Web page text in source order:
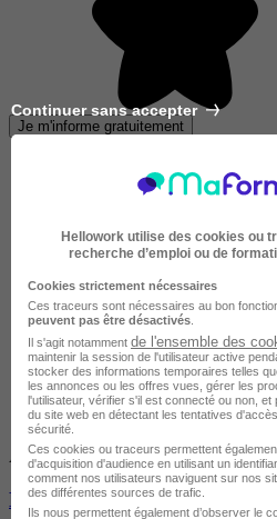
Je m'informe gratuitement
Avis du centre
Educateur
Continuer sans accepter
Hellowork utilise des cookies ou
recherche d’emploi ou de
Cookies strictement nécessaires
Ces traceurs sont nécessaires au bon
peuvent pas être désactivés
Il s'agit notamment de l'ensemble des
maintenir la session de l'utilisateur active
stocker des informations temporaires telles
les annonces ou les offres vues, gérer les
l'utilisateur, vérifier s'il est connecté ou non,
du site web en détectant les tentatives
sécurité.
Ces cookies ou traceurs permettent
d'acquisition d'audience en utilisant un
comment nos utilisateurs naviguent sur nos
des différentes sources de trafic.
Ils nous permettent également d’observer le